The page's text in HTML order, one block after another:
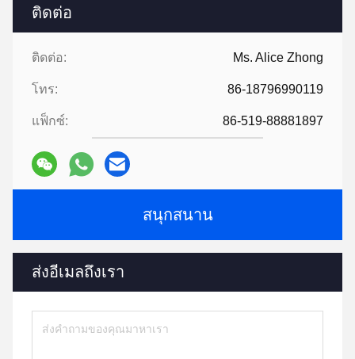
ติดต่อ
ติดต่อ: Ms. Alice Zhong
โทร: 86-18796990119
แฟ็กซ์: 86-519-88881897
สนุกสนาน
ส่งอีเมลถึงเรา